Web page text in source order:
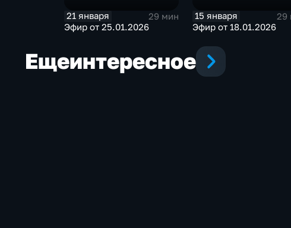
21 января
29 мин
Эфир от 25.01.2026
15 января
29
Эфир от 18.01.2026
Ещеинтересное